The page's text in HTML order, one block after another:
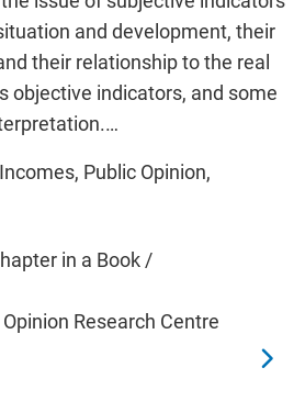
and development, their
their relationship to the real
objective indicators, and some
Public Opinion,
in a Book /
Opinion Research Centre